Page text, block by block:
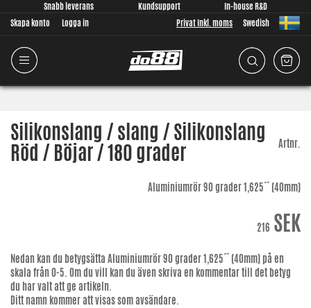
Snabb leverans Kundsupport
In-house R&D
Skapa konto
Logga in Privat Inkl. moms Swedish
Silikonslang / slang / Silikonslang
Röd / Böjar / 180 grader Artnr.
Aluminiumrör 90 grader 1,625´´ (40mm)
216 SEK
Nedan kan du betygsätta Aluminiumrör 90 grader 1,625´´ (40mm) på en
skala från 0-5. Om du vill kan du även skriva en kommentar till det betyg
du har valt att ge artikeln.
Ditt namn kommer att visas som avsändare.